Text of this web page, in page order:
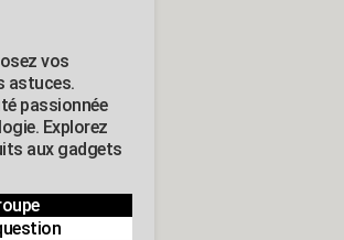
vos
astuces.
passionnée
Explorez
aux gadgets